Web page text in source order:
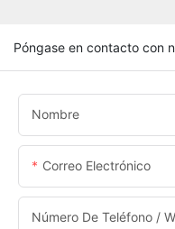
Póngase en contacto con
Nombre
Correo Electrónico
Número De Teléfono /